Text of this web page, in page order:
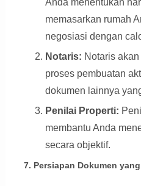
memasarkan rumah
negosiasi dengan
Notaris: Notaris
proses pembuatan
dokumen lainnya
Penilai Properti:
membantu Anda
secara objektif.
7. Persiapan Dokumen